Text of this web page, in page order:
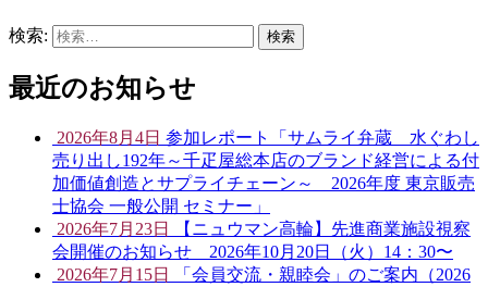
検索:
最近のお知らせ
2026年8月4日 参加レポート「サムライ弁蔵 水ぐわし
売り出し192年～千疋屋総本店のブランド経営による付
加価値創造とサプライチェーン～ 2026年度 東京販売
士協会 一般公開 セミナー」
2026年7月23日
【ニュウマン高輪】先進商業施設視察
会開催のお知らせ 2026年10月20日（火）14：30〜
2026年7月15日
「会員交流・親睦会」のご案内（2026